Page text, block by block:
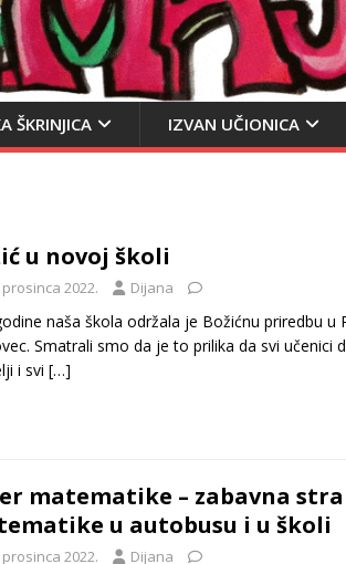
ŠKRINJICA IZVAN UČIONICA
u novoj školi
prosinca 2022. Dijana
naša škola održala je Božićnu priredbu u
Smatrali smo da je to prilika da svi učenici
i svi […]
matematike – zabavna
u autobusu i u školi
prosinca 2022. Dijana